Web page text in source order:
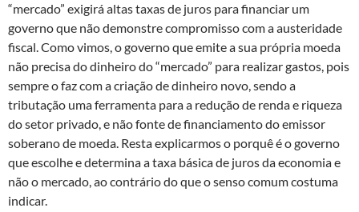
“mercado” exigirá altas taxas de juros para financiar um
governo que não demonstre compromisso com a austeridade
fiscal. Como vimos, o governo que emite a sua própria moeda
não precisa do dinheiro do “mercado” para realizar gastos, pois
sempre o faz com a criação de dinheiro novo, sendo a
tributação uma ferramenta para a redução de renda e riqueza
do setor privado, e não fonte de financiamento do emissor
soberano de moeda. Resta explicarmos o porquê é o governo
que escolhe e determina a taxa básica de juros da economia e
não o mercado, ao contrário do que o senso comum costuma
indicar.